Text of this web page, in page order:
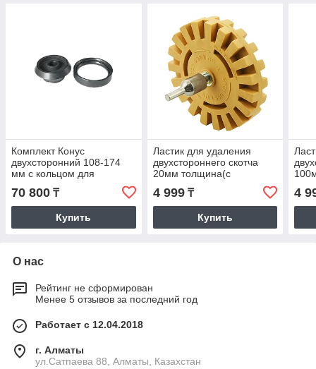
Комплект Конус
двухсторонний 108-174
мм с кольцом для
балансировочных станков
КС-234
70 800 ₸
Купить
Ластик для удаления
двухстороннего скотча
20мм толщина(с
перфорацией)
4 999₸
Купить
4
О нас
Рейтинг не сформирован
Менее 5 отзывов за последний год
Работает с 12.04.2018
г. Алматы
ул.Сатпаева 88, Алматы, Казахстан